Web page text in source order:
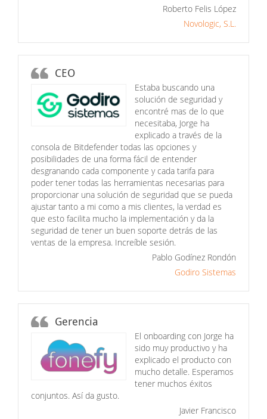
Roberto Felis López
Novologic, S.L.
CEO
Estaba buscando una
solución de seguridad y
encontré mas de lo que
necesitaba, Jorge ha
explicado a través de la
consola de Bitdefender todas las opciones y
posibilidades de una forma fácil de entender
desgranando cada componente y cada tarifa para
poder tener todas las herramientas necesarias para
proporcionar una solución de seguridad que se pueda
ajustar tanto a mi como a mis clientes, la verdad es
que esto facilita mucho la implementación y da la
seguridad de tener un buen soporte detrás de las
ventas de la empresa. Increíble sesión.
Pablo Godínez Rondón
Godiro Sistemas
Gerencia
El onboarding con Jorge ha
sido muy productivo y ha
explicado el producto con
mucho detalle. Esperamos
tener muchos éxitos
conjuntos. Así da gusto.
Javier Francisco